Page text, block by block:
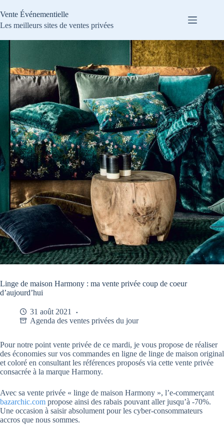
au
contenu
Vente Événementielle
Les meilleurs sites de ventes privées
Linge de maison Harmony : ma vente privée coup de coeur
d’aujourd’hui
31 août 2021
Agenda des ventes privées du jour
Pour notre point vente privée de ce mardi, je vous propose de réaliser
des économies sur vos commandes en ligne de linge de maison original
et coloré en consultant les références proposés via cette vente privée
consacrée à la marque Harmony.
Avec sa vente privée « linge de maison Harmony », l’e-commerçant
bazarchic.com propose ainsi des rabais pouvant aller jusqu’à -70%.
Une occasion à saisir absolument pour les cyber-consommateurs
accros que nous sommes.